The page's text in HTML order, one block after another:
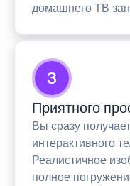
домашнего ТВ
3
Приятного
Вы сразу
интерактивного
Реалистичное
полное